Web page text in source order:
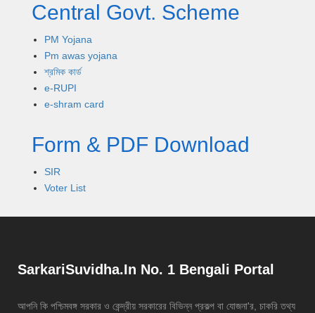
Central Govt. Scheme
PM Yojana
Pm awas yojana
শ্রমিক কার্ড
e-RUPI
e-shram card
Form & PDF Download
SIR
Voter List
SarkariSuvidha.In No. 1 Bengali Portal
আপনি কি পশ্চিমবঙ্গ সরকার ও কেন্দ্রীয় সরকারের বিভিন্ন প্রকল্প বা যোজনা'র, চাকরি তথ্য